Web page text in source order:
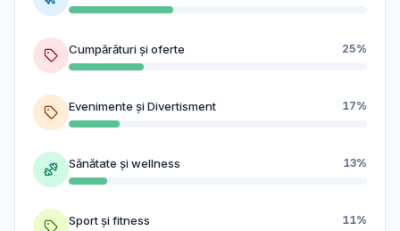
Cumpărături și oferte 25%
Evenimente și Divertisment 17%
Sănătate și wellness 13%
Sport și fitness 11%